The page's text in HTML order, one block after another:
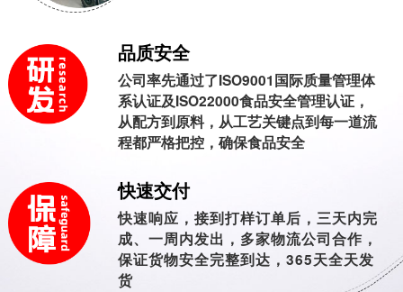
品质安全
公司率先通过了ISO9001国际质量管理体
系认证及ISO22000食品安全管理认证，
从配方到原料，从工艺关键点到每一道流
程都严格把控，确保食品安全
快速交付
快速响应，接到打样订单后，三天内完
成、一周内发出，多家物流公司合作，
保证货物安全完整到达，365天全天发
货